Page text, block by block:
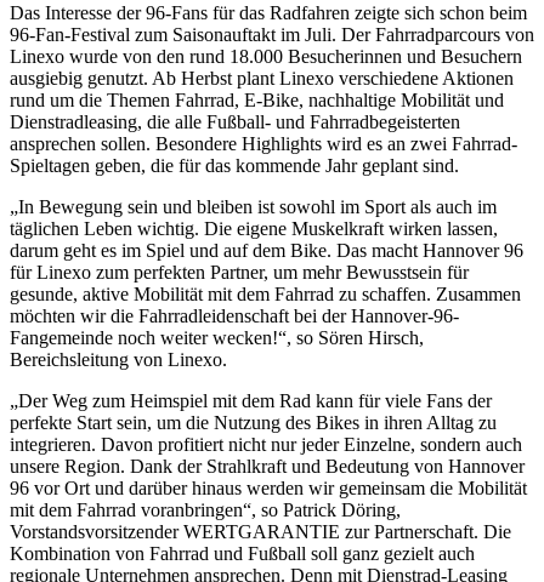
Das Interesse der 96-Fans für das Radfahren zeigte sich schon beim
96-Fan-Festival zum Saisonauftakt im Juli. Der Fahrradparcours von
Linexo wurde von den rund 18.000 Besucherinnen und Besuchern
ausgiebig genutzt. Ab Herbst plant Linexo verschiedene Aktionen
rund um die Themen Fahrrad, E-Bike, nachhaltige Mobilität und
Dienstradleasing, die alle Fußball- und Fahrradbegeisterten
ansprechen sollen. Besondere Highlights wird es an zwei Fahrrad-
Spieltagen geben, die für das kommende Jahr geplant sind.
„In Bewegung sein und bleiben ist sowohl im Sport als auch im
täglichen Leben wichtig. Die eigene Muskelkraft wirken lassen,
darum geht es im Spiel und auf dem Bike. Das macht Hannover 96
für Linexo zum perfekten Partner, um mehr Bewusstsein für
gesunde, aktive Mobilität mit dem Fahrrad zu schaffen. Zusammen
möchten wir die Fahrradleidenschaft bei der Hannover-96-
Fangemeinde noch weiter wecken!“, so Sören Hirsch,
Bereichsleitung von Linexo.
„Der Weg zum Heimspiel mit dem Rad kann für viele Fans der
perfekte Start sein, um die Nutzung des Bikes in ihren Alltag zu
integrieren. Davon profitiert nicht nur jeder Einzelne, sondern auch
unsere Region. Dank der Strahlkraft und Bedeutung von Hannover
96 vor Ort und darüber hinaus werden wir gemeinsam die Mobilität
mit dem Fahrrad voranbringen“, so Patrick Döring,
Vorstandsvorsitzender WERTGARANTIE zur Partnerschaft. Die
Kombination von Fahrrad und Fußball soll ganz gezielt auch
regionale Unternehmen ansprechen. Denn mit Dienstrad-Leasing